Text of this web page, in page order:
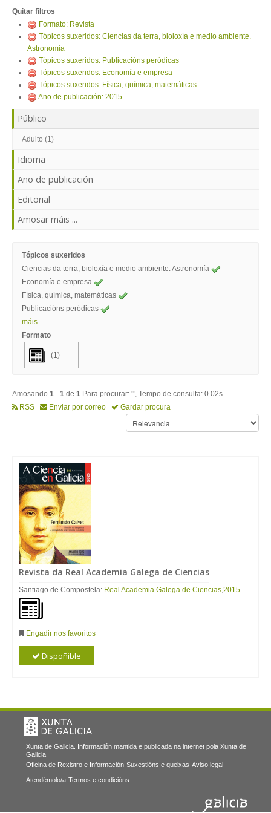
Quitar filtros
Formato: Revista
Tópicos suxeridos: Ciencias da terra, bioloxía e medio ambiente.
Astronomía
Tópicos suxeridos: Publicacións peródicas
Tópicos suxeridos: Economía e empresa
Tópicos suxeridos: Física, química, matemáticas
Ano de publicación: 2015
Público
Adulto (1)
Idioma
Ano de publicación
Editorial
Amosar máis ...
Tópicos suxeridos
Ciencias da terra, bioloxía e medio ambiente. Astronomía
Economía e empresa
Física, química, matemáticas
Publicacións peródicas
máis ...
Formato
(1)
Amosando 1 - 1 de 1 Para procurar: '', Tempo de consulta: 0.02s
RSS
Enviar por correo Gardar procura
Revista da Real Academia Galega de Ciencias
Santiago de Compostela: Real Academia Galega de Ciencias,2015-
Engadir nos favoritos
Dispoñible
Xunta de Galicia. Información mantida e publicada na internet pola Xunta de
Galicia
Oficina de Rexistro e Información Suxestións e queixas Aviso legal
Atendémolo/a Termos e condicións